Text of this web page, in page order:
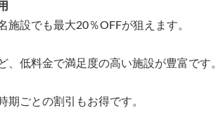
設でも最大20％OFFが狙えます。
、低料金で満足度の高い施設が豊富です。
期ごとの割引もお得です。